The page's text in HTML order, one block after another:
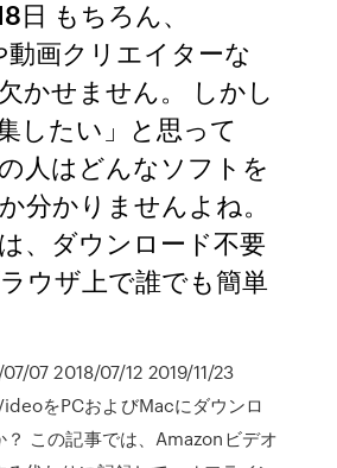
日 もちろん、
画クリエイターな
かせません。 しかし
したい」と思って
人はどんなソフトを
分かりませんよね。
、ダウンロード不要
ウザ上で誰でも簡単
07 2018/07/12 2019/11/23
をPCおよびMacにダウンロ
？ この記事では、Amazonビデオ